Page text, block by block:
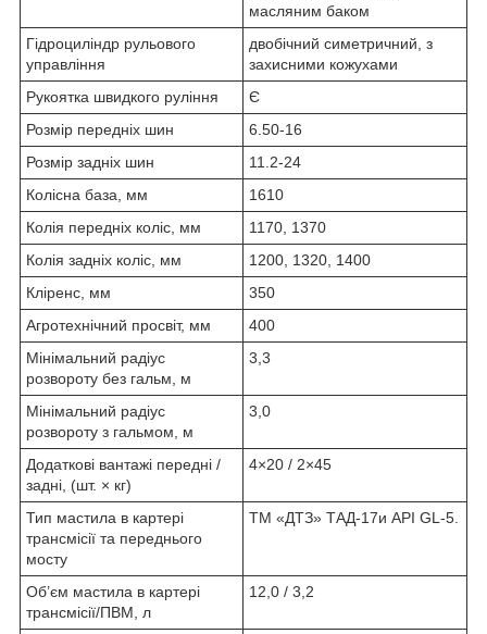
масляним баком
Гідроциліндр рульового
управління
двобічний симетричний, з
захисними кожухами
Рукоятка швидкого руління
Є
Розмір передніх шин
6.50-16
Розмір задніх шин
11.2-24
Колісна база, мм
1610
Колія передніх коліс, мм
1170, 1370
Колія задніх коліс, мм
1200, 1320, 1400
Кліренс, мм
350
Агротехнічний просвіт, мм
400
Мінімальний радіус
розвороту без гальм, м
3,3
Мінімальний радіус
розвороту з гальмом, м
3,0
Додаткові вантажі передні /
задні, (шт. × кг)
4×20 / 2×45
Тип мастила в картері
трансмісії та переднього
мосту
ТМ «ДТЗ» ТАД-17и API GL-5.
Об’єм мастила в картері
трансмісії/ПВМ, л
12,0 / 3,2